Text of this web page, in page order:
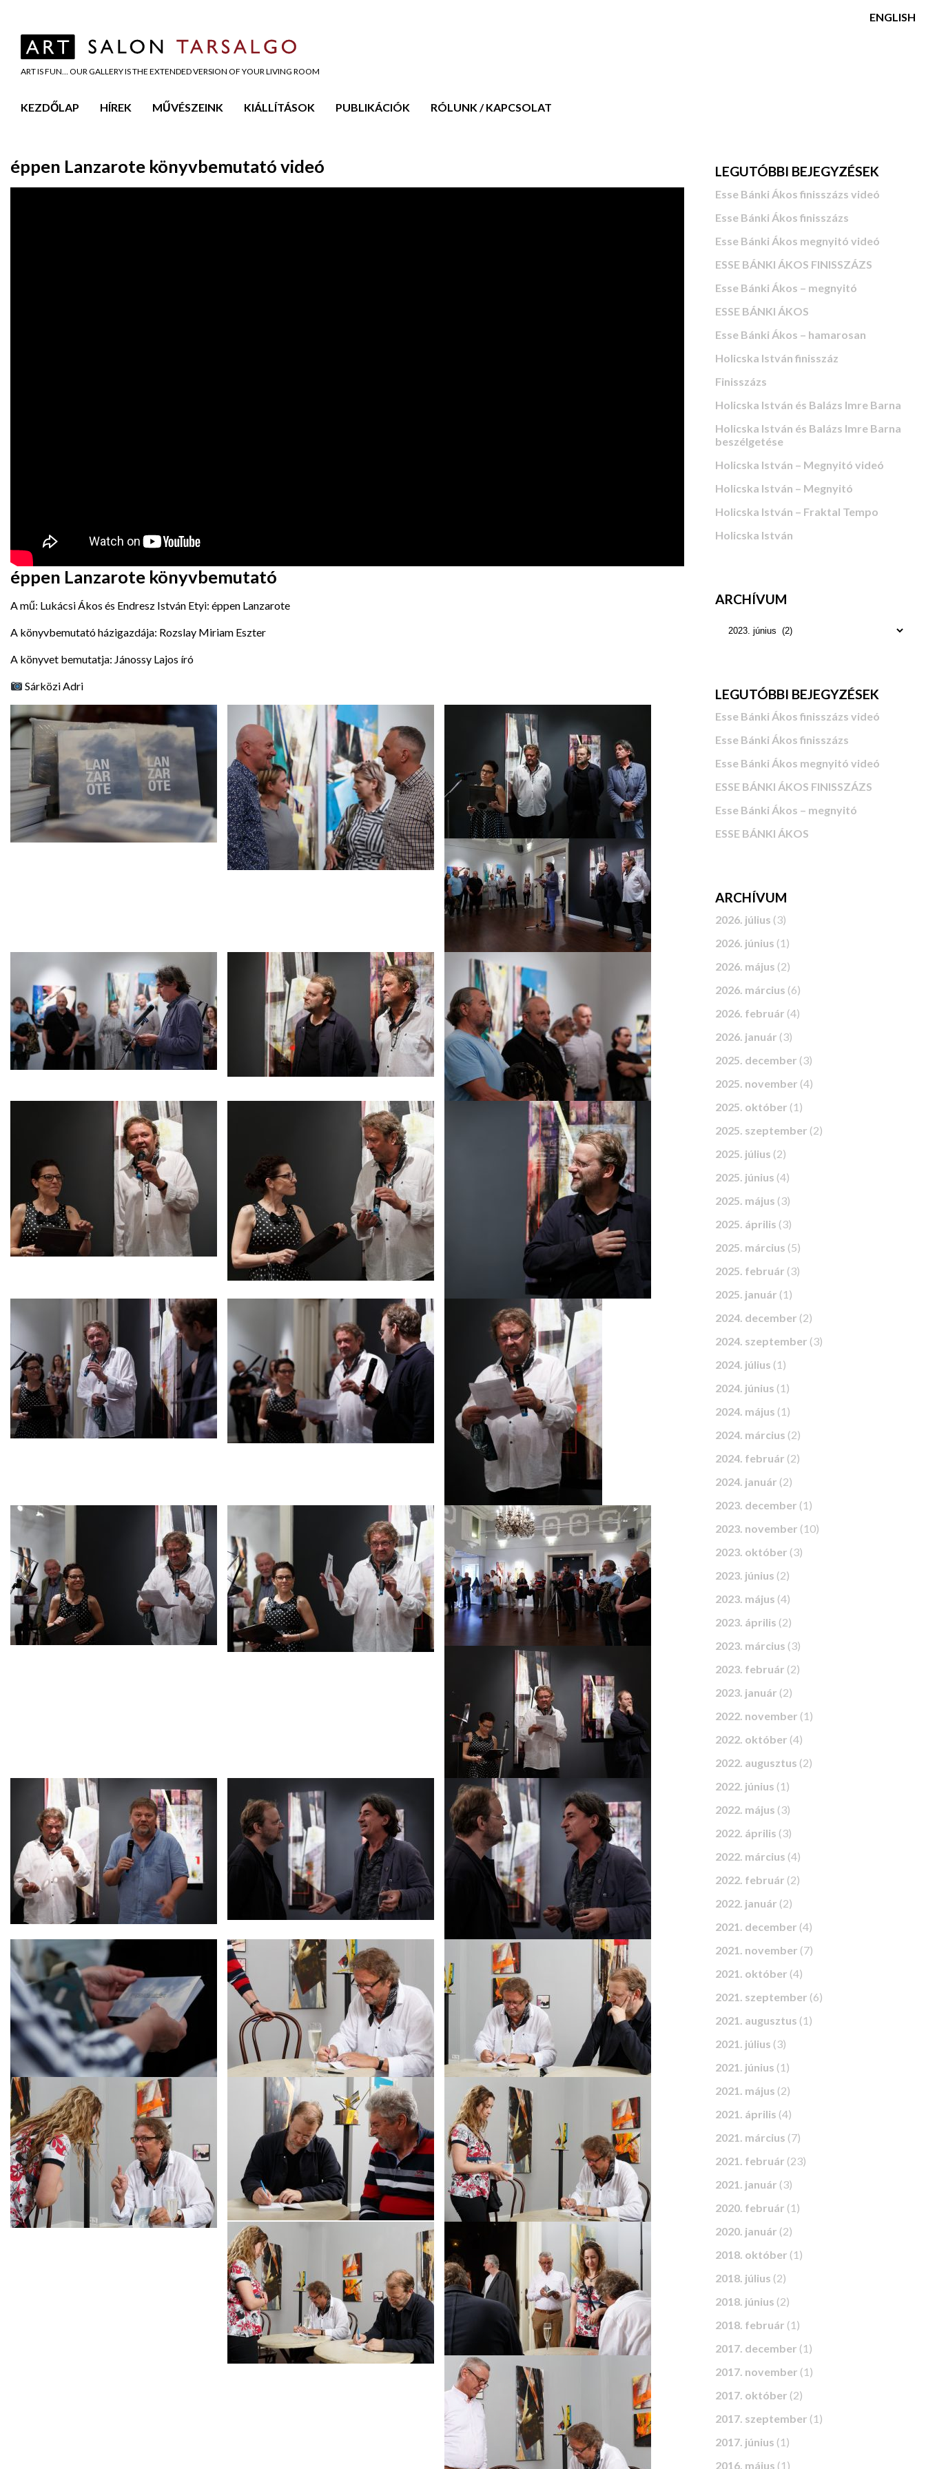
ENGLISH
ART IS FUN… OUR GALLERY IS THE EXTENDED VERSION OF YOUR LIVING ROOM
KEZDŐLAP HÍREK MŰVÉSZEINK KIÁLLÍTÁSOK PUBLIKÁCIÓK RÓLUNK / KAPCSOLAT
éppen Lanzarote könyvbemutató videó
éppen Lanzarote könyvbemutató
A mű: Lukácsi Ákos és Endresz István Etyi: éppen Lanzarote
A könyvbemutató házigazdája: Rozslay Miriam Eszter
A könyvet bemutatja: Jánossy Lajos író
Sárközi Adri
LEGUTÓBBI BEJEGYZÉSEK
Esse Bánki Ákos finisszázs videó
Esse Bánki Ákos finisszázs
Esse Bánki Ákos megnyitó videó
ESSE BÁNKI ÁKOS FINISSZÁZS
Esse Bánki Ákos – megnyitó
ESSE BÁNKI ÁKOS
Esse Bánki Ákos – hamarosan
Holicska István finisszáz
Finisszázs
Holicska István és Balázs Imre Barna
Holicska István és Balázs Imre Barna
beszélgetése
Holicska István – Megnyitó videó
Holicska István – Megnyitó
Holicska István – Fraktal Tempo
Holicska István
ARCHÍVUM
LEGUTÓBBI BEJEGYZÉSEK
Esse Bánki Ákos finisszázs videó
Esse Bánki Ákos finisszázs
Esse Bánki Ákos megnyitó videó
ESSE BÁNKI ÁKOS FINISSZÁZS
Esse Bánki Ákos – megnyitó
ESSE BÁNKI ÁKOS
ARCHÍVUM
2026. július (3)
2026. június (1)
2026. május (2)
2026. március (6)
2026. február (4)
2026. január (3)
2025. december (3)
2025. november (4)
2025. október (1)
2025. szeptember (2)
2025. július (2)
2025. június (4)
2025. május (3)
2025. április (3)
2025. március (5)
2025. február (3)
2025. január (1)
2024. december (2)
2024. szeptember (3)
2024. július (1)
2024. június (1)
2024. május (1)
2024. március (2)
2024. február (2)
2024. január (2)
2023. december (1)
2023. november (10)
2023. október (3)
2023. június (2)
2023. május (4)
2023. április (2)
2023. március (3)
2023. február (2)
2023. január (2)
2022. november (1)
2022. október (4)
2022. augusztus (2)
2022. június (1)
2022. május (3)
2022. április (3)
2022. március (4)
2022. február (2)
2022. január (2)
2021. december (4)
2021. november (7)
2021. október (4)
2021. szeptember (6)
2021. augusztus (1)
2021. július (3)
2021. június (1)
2021. május (2)
2021. április (4)
2021. március (7)
2021. február (23)
2021. január (3)
2020. február (1)
2020. január (2)
2018. október (1)
2018. július (2)
2018. június (2)
2018. február (1)
2017. december (1)
2017. november (1)
2017. október (2)
2017. szeptember (1)
2017. június (1)
2016. május (1)